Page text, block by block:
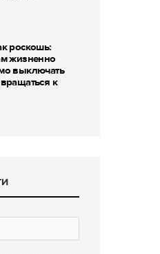
роскошь:
жизненно
выключать
к